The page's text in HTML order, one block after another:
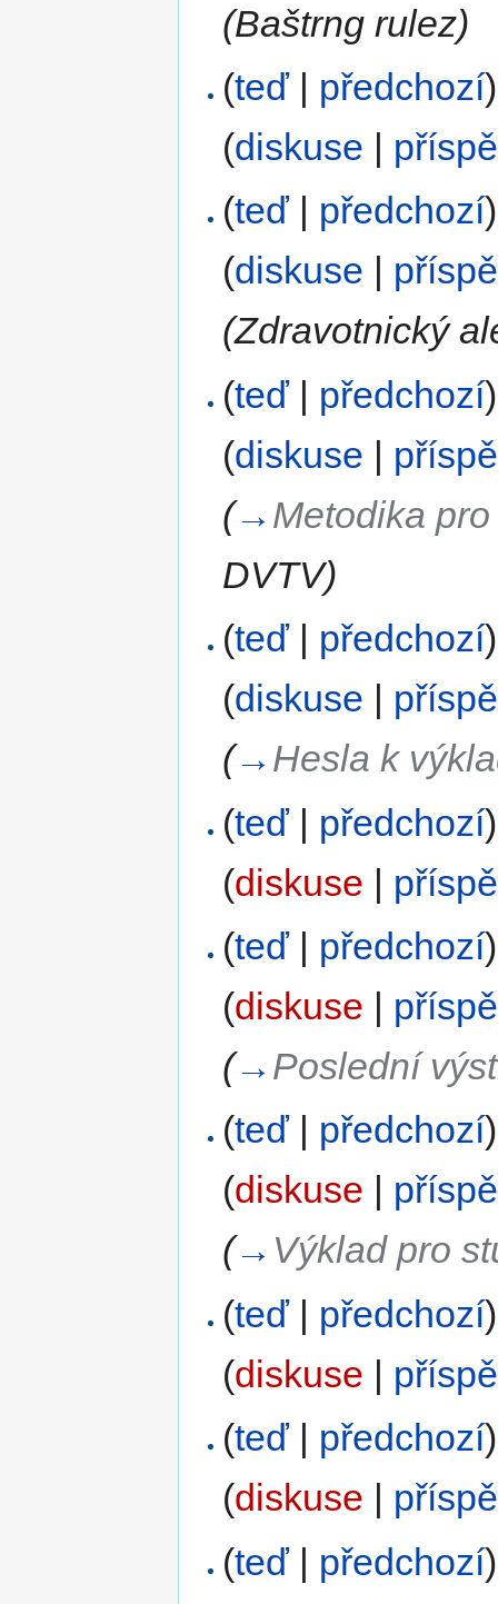
(Baštrng rulez)
(teď| předchozí)
(diskuse |
(teď| předchozí)
(diskuse
(Zdravotnický
(teď| předchozí)
(diskuse |
(→ Metodika
DVTV)
(teď| předchozí)
(diskuse |
(→ Hesla k
(teď| předchozí)
(diskuse |
(teď| předchozí)
(diskuse |
(→ Poslední
(teď| předchozí)
(diskuse
(→ Výklad pro
(teď| předchozí)
(diskuse |
(teď| předchozí)
(diskuse |
(teď| předchozí)